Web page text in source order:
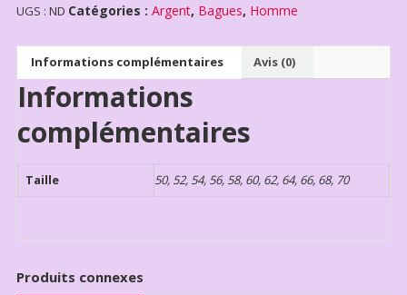
UGS : ND Catégories : Argent, Bagues, Homme
Informations complémentaires Avis (0)
Informations
complémentaires
Taille 50, 52, 54, 56, 58, 60, 62, 64, 66, 68, 70
Produits connexes